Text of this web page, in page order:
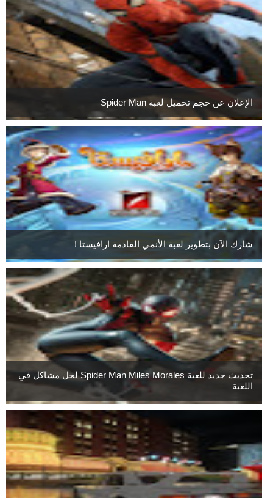
الإعلان عن حجم تحميل لعبة Spider Man
شارك الآن بتطوير لعبة الأنمي القادمة ارافيستا !
تحديث جديد للعبة Spider Man Miles Morales لحل مشاكل في
اللعبة